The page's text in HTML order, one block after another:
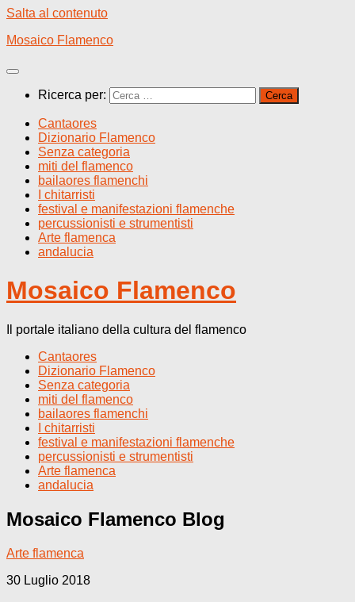
Salta al contenuto
Mosaico Flamenco
Ricerca per:
Cantaores
Dizionario Flamenco
Senza categoria
miti del flamenco
bailaores flamenchi
I chitarristi
festival e manifestazioni flamenche
percussionisti e strumentisti
Arte flamenca
andalucia
Mosaico Flamenco
Il portale italiano della cultura del flamenco
Cantaores
Dizionario Flamenco
Senza categoria
miti del flamenco
bailaores flamenchi
I chitarristi
festival e manifestazioni flamenche
percussionisti e strumentisti
Arte flamenca
andalucia
Mosaico Flamenco Blog
Arte flamenca
30 Luglio 2018